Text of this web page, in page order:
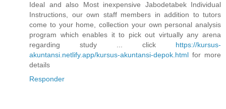
Ideal and also Most inexpensive Jabodetabek Individual
Instructions, our own staff members in addition to tutors
come to your home, collection your own personal analysis
program which enables it to pick out virtually any arena
regarding study ... click https://kursus-
akuntansi.netlify.app/kursus-akuntansi-depok.html for more
details
Responder